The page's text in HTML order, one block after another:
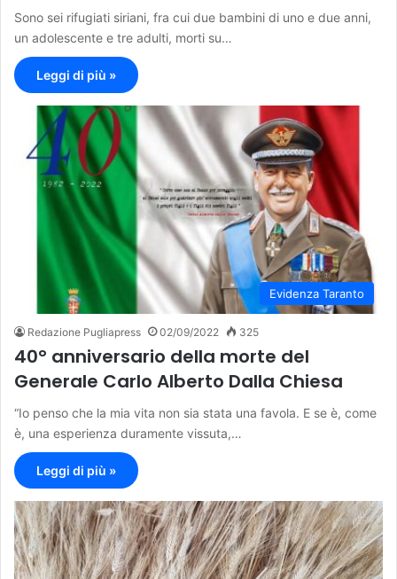
Sono sei rifugiati siriani, fra cui due bambini di uno e due anni,
un adolescente e tre adulti, morti su…
Leggi di più »
Evidenza Taranto
Redazione Pugliapress 02/09/2022 325
40° anniversario della morte del
Generale Carlo Alberto Dalla Chiesa
“Io penso che la mia vita non sia stata una favola. E se è, come
è, una esperienza duramente vissuta,…
Leggi di più »